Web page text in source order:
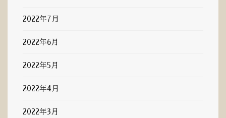
2022年7月
2022年6月
2022年5月
2022年4月
2022年3月